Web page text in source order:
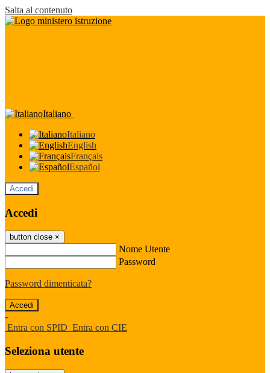
Salta al contenuto
Italiano
Italiano
English
Français
Español
Accedi
Accedi
button close ×
Nome Utente
Password
Password dimenticata?
-
Entra con SPID Entra con CIE
Seleziona utente